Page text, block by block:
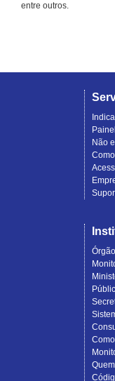
entre outros.
Não